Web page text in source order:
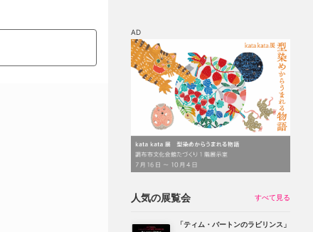
チケット割引
AD
人気の展覧会 すべて見る
「ティム・バートンのラビリンス」